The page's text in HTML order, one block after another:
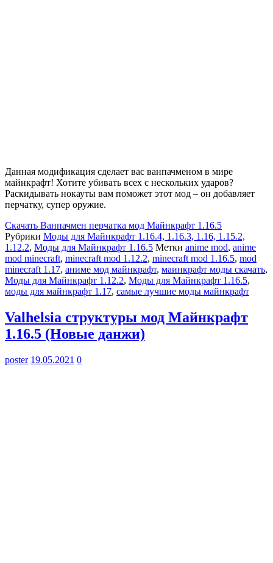
Данная модификация сделает вас ванпачменом в мире
майнкрафт! Хотите убивать всех с нескольких ударов?
Раскидывать нокауты вам поможет этот мод – он добавляет
перчатку, супер оружие.
Скачать Ванпачмен перчатка мод Майнкрафт 1.16.5
Рубрики Моды для Майнкрафт 1.16.4, 1.16.3, 1.16, 1.15.2,
1.12.2, Моды для Майнкрафт 1.16.5 Метки anime mod, anime
mod minecraft, minecraft mod 1.12.2, minecraft mod 1.16.5, mod
minecraft 1.17, аниме мод майнкрафт, маинкрафт моды скачать,
Моды для Майнкрафт 1.12.2, Моды для Майнкрафт 1.16.5,
моды для майнкрафт 1.17, самые лучшие моды майнкрафт
Valhelsia структуры мод Майнкрафт
1.16.5 (Новые данжи)
poster 19.05.2021 0